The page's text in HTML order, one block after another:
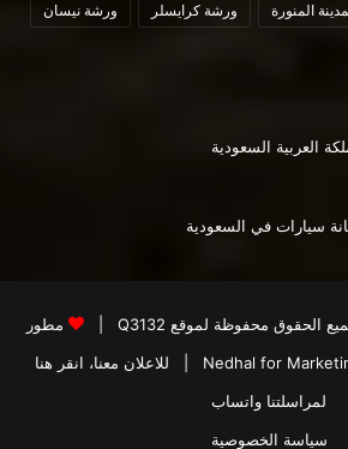
المنورة ورشة كرايسلر ورشة نيسان
العربية السعودية
سيارات في السعودية
Q3132
مطور
Nedhal for
للاعلان معنا، انقر هنا
لمراسلتنا واتساب
سياسة الخصوصية